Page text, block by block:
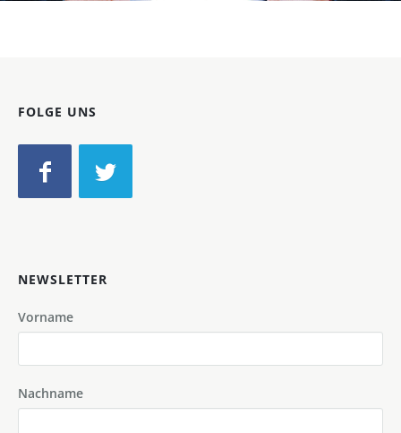
FOLGE UNS
NEWSLETTER
Vorname
Nachname